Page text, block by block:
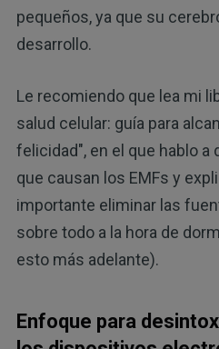
pequeños, ya que su
desarrollo.
Le recomiendo que lea mi
salud celular: guía para
felicidad", en el que hablo a
que causan los EMFs y
importante eliminar las
sobre todo a la hora de
esto más adelante).
Enfoque para